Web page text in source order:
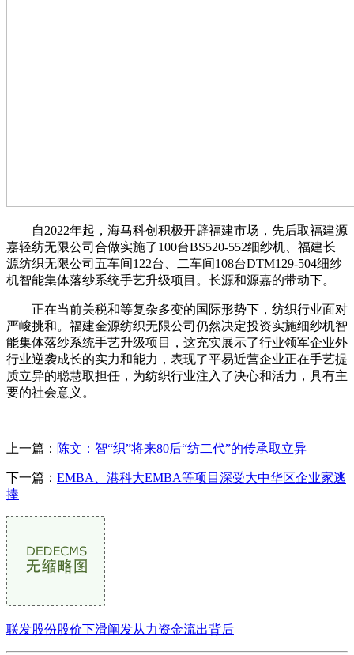
自2022年起，海马科创积极开辟福建市场，先后取福建源
嘉轻纺无限公司合做实施了100台BS520-552细纱机、福建长
源纺织无限公司五车间122台、二车间108台DTM129-504细纱
机智能集体落纱系统手艺升级项目。长源和源嘉的带动下。
正在当前关税和等复杂多变的国际形势下，纺织行业面对
严峻挑和。福建金源纺织无限公司仍然决定投资实施细纱机智
能集体落纱系统手艺升级项目，这充实展示了行业领军企业外
行业逆袭成长的实力和能力，表现了平易近营企业正在手艺提
质立异的聪慧取担任，为纺织行业注入了决心和活力，具有主
要的社会意义。
上一篇： 陈文：智“织”将来80后“纺二代”的传承取立异
下一篇： EMBA、港科大EMBA等项目深受大中华区企业家逃
捧
联发股份股价下滑阐发从力资金流出背后